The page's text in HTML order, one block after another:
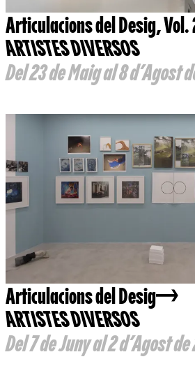
Articulacions del Desig, Vol.
ARTISTES DIVERSOS
Del 23 de Maig al 8 d’Agost
Articulacions del Desig
ARTISTES DIVERSOS
Del 7 de Juny al 2 d’Agost